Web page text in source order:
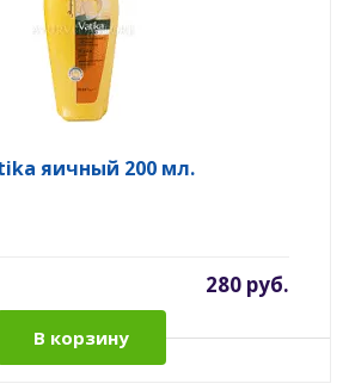
яичный 200 мл.
280 руб.
В корзину